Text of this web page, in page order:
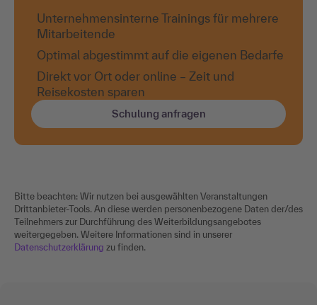
Unternehmensinterne Trainings für mehrere
Mitarbeitende
Optimal abgestimmt auf die eigenen Bedarfe
Direkt vor Ort oder online – Zeit und
Reisekosten sparen
Schulung anfragen
Bitte beachten: Wir nutzen bei ausgewählten Veranstaltungen
Drittanbieter-Tools. An diese werden personenbezogene Daten der/des
Teilnehmers zur Durchführung des Weiterbildungsangebotes
weitergegeben. Weitere Informationen sind in unserer
Datenschutzerklärung zu finden.